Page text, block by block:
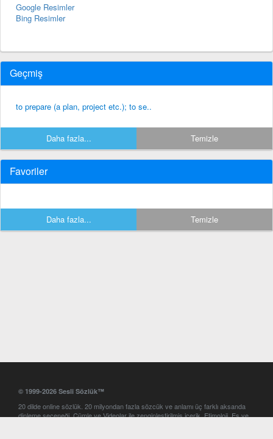
Google Resimler
Bing Resimler
Geçmiş
to prepare (a plan, project etc.); to se..
Daha fazla... Temizle
Favoriler
Daha fazla... Temizle
© 1999-2026 Sesli Sözlük™
20 dilde online sözlük. 20 milyondan fazla sözcük ve anlamı üç farklı aksanda
dinleme seçeneği. Cümle ve Videolar ile zenginleştirilmiş içerik. Etimoloji, Eş ve